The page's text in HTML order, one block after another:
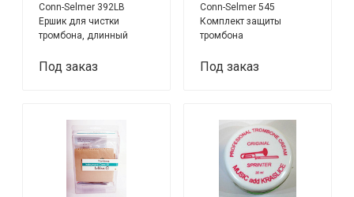
Conn-Selmer 392LB
Ершик для чистки
тромбона, длинный
Под заказ
Conn-Selmer 545
Комплект защиты
тромбона
Под заказ